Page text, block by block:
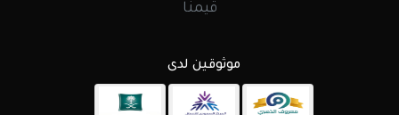
قيمنا
موثوقين لدى